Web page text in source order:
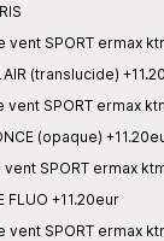
SPORT ermax
(translucide)
SPORT ermax
(opaque)
SPORT ermax
FLUO +11.20eur
SPORT ermax